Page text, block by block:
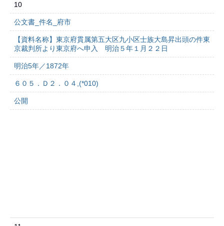
10
公文書_件名_府市
【資料名称】東京府貫属第五大区九小区士族大島昇出頭の件東
京裁判所より東京府へ申入 明治５年１月２２日
明治5年／1872年
６０５．Ｄ２．０４,(*010)
公開